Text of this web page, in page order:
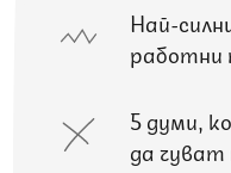
Най-
работни
5 думи,
да чуват